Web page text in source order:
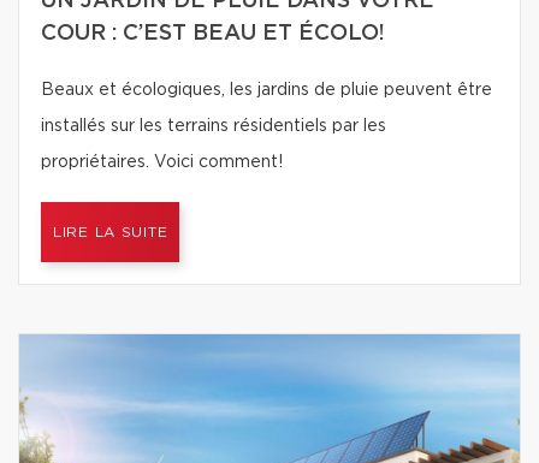
COUR : C’EST BEAU ET ÉCOLO!
Beaux et écologiques, les jardins de pluie peuvent être
installés sur les terrains résidentiels par les
propriétaires. Voici comment!
LIRE LA SUITE